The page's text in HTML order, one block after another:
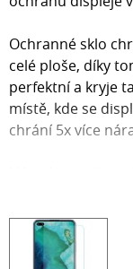
Ochranné sklo
celé ploše, díky
perfektní a kryje
místě, kde se
chrání 5x více
Aplikovat
očistěte
po zaschnutí
mikrovlákna.